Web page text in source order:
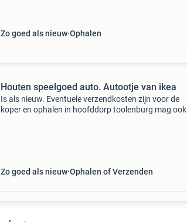
Zo goed als nieuw Ophalen
Houten speelgoed auto. Autootje van ikea
Is als nieuw. Eventuele verzendkosten zijn voor de
koper en ophalen in hoofddorp toolenburg mag ook
Zo goed als nieuw Ophalen of Verzenden